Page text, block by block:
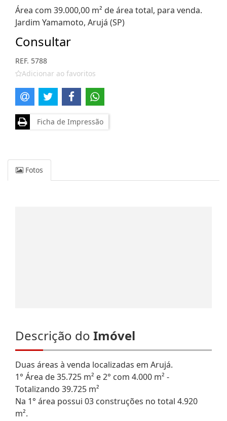
Área com 39.000,00 m² de área total, para venda.
Jardim Yamamoto, Arujá (SP)
Consultar
REF. 5788
Adicionar ao favoritos
Ficha de Impressão
Fotos
Descrição do Imóvel
Duas áreas à venda localizadas em Arujá.
1° Área de 35.725 m² e 2° com 4.000 m² -
Totalizando 39.725 m²
Na 1° área possui 03 construções no total 4.920
m².